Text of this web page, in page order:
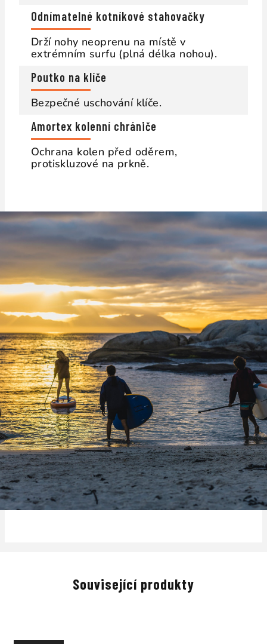
Odnímatelné kotníkové stahovačky
Drží nohy neoprenu na místě v
extrémním surfu (plná délka nohou).
Poutko na klíče
Bezpečné uschování klíče.
Amortex kolenní chrániče
Ochrana kolen před oděrem,
protiskluzové na prkně.
Související produkty